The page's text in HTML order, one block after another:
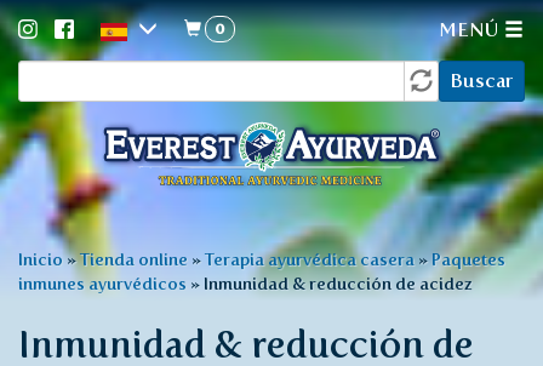
Pasar
al
contenido
principal
de
búsqueda
Buscar
0 MENÚ
Usted
está
aquí
Inicio»Tienda online »Terapia ayurvédica casera »Paquetes
inmunes ayurvédicos » Inmunidad & reducción de acidez
Inmunidad & reducción de